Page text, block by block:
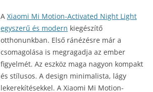
A Xiaomi Mi Motion-Activated Night Light
egyszerű és modern kiegészítő
otthonunkban. Első ránézésre már a
csomagolása is megragadja az ember
figyelmét. Az eszköz maga nagyon kompakt
és stílusos. A design minimalista, lágy
lekerekítésekkel. A Xiaomi Mi Motion-